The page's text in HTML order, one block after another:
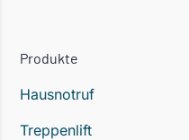
Produkte
Hausnotruf
Treppenlift